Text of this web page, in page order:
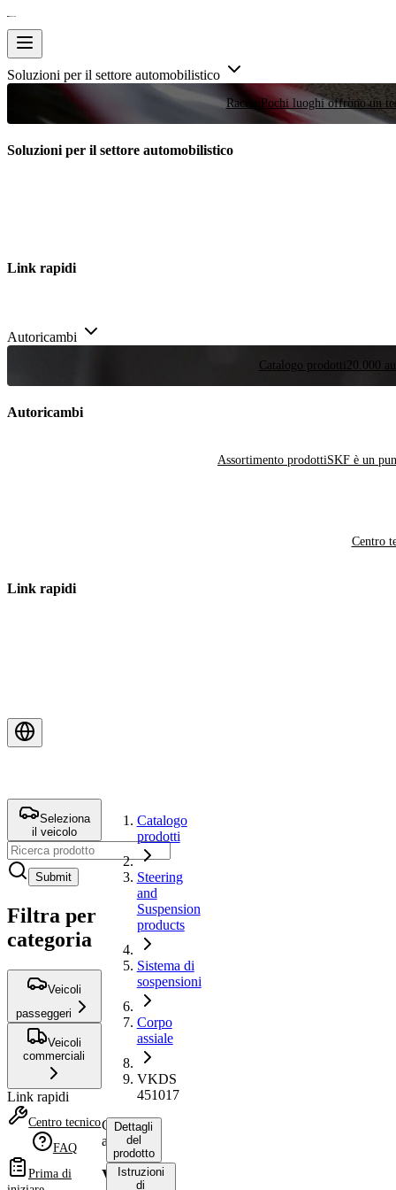
Soluzioni per il settore automobilistico
RacingPochi luoghi offrono un
Soluzioni per il settore automobilistico
Link rapidi
Autoricambi
Catalogo prodotti 20.000
Autoricambi
Assortimento prodottiSKF è un
Centro
Link rapidi
Seleziona
il veicolo
Submit
Filtra per
categoria
Veicoli
passeggeri
Veicoli
commerciali
Link rapidi
Centro tecnico
FAQ
Prima di
Catalogo
prodotti
Steering
and
Suspension
products
Sistema di
sospensioni
Corpo
assiale
VKDS
451017
Corpo
assiale
VKDS
Dettagli
del
prodotto
Istruzioni
di